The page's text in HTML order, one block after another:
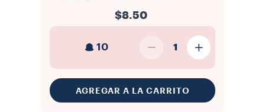
$8.50
10 1
AGREGAR A LA CARRITO